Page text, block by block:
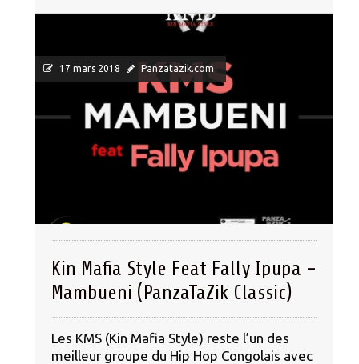
17 mars 2018 Panzatazik.com
Kin Mafia Style Feat Fally Ipupa –
Mambueni (PanzaTaZik Classic)
Les KMS (Kin Mafia Style) reste l’un des
meilleur groupe du Hip Hop Congolais avec